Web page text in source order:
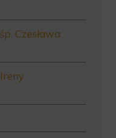
Czesława